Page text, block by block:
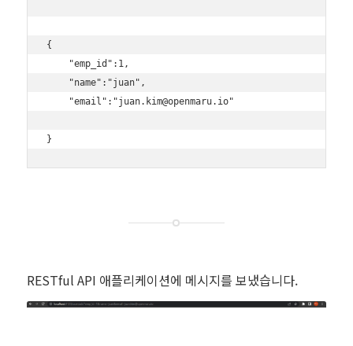
{
    "emp_id":1,
    "name":"juan",
    "email":"juan.kim@openmaru.io"
RESTful API 애플리케이션에 메시지를 보냈습니다.